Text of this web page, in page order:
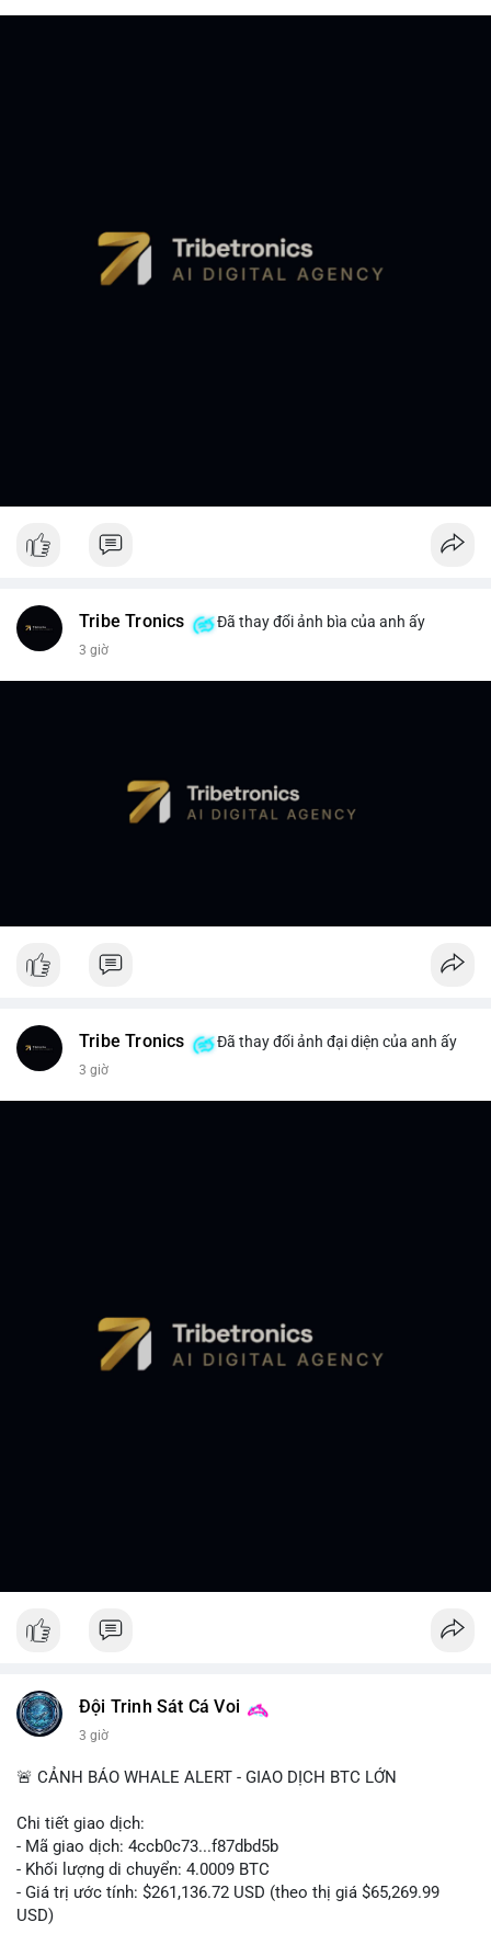
Tribe Tronics Đã thay đổi ảnh bìa của anh ấy
3 giờ
Tribe Tronics Đã thay đổi ảnh đại diện của anh ấy
3 giờ
Đội Trinh Sát Cá Voi
3 giờ
🚨 CẢNH BÁO WHALE ALERT - GIAO DỊCH BTC LỚN
Chi tiết giao dịch:
- Mã giao dịch: 4ccb0c73...f87dbd5b
- Khối lượng di chuyển: 4.0009 BTC
- Giá trị ước tính: $261,136.72 USD (theo thị giá $65,269.99
USD)